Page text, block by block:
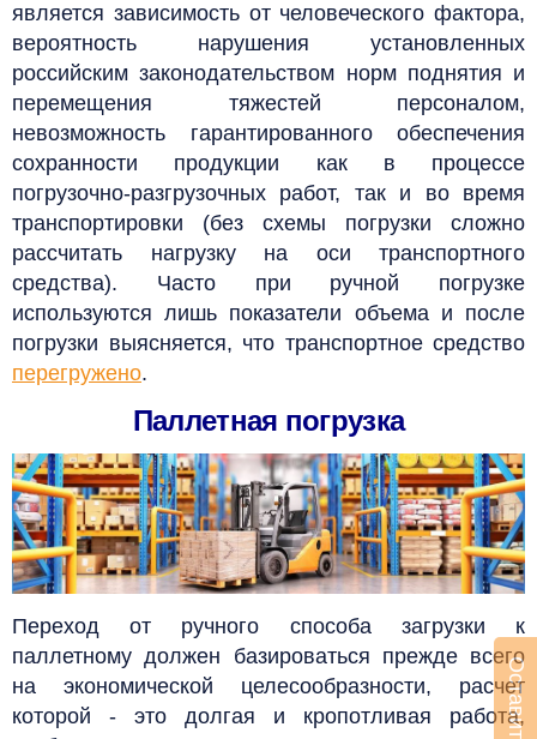
является зависимость от человеческого фактора,
вероятность нарушения установленных
российским законодательством норм поднятия и
перемещения тяжестей персоналом,
невозможность гарантированного обеспечения
сохранности продукции как в процессе
погрузочно-разгрузочных работ, так и во время
транспортировки (без схемы погрузки сложно
рассчитать нагрузку на оси транспортного
средства). Часто при ручной погрузке
используются лишь показатели объема и после
погрузки выясняется, что транспортное средство
перегружено.
Паллетная погрузка
Переход от ручного способа загрузки к
паллетному должен базироваться прежде всего
на экономической целесообразности, расчет
которой - это долгая и кропотливая работа,